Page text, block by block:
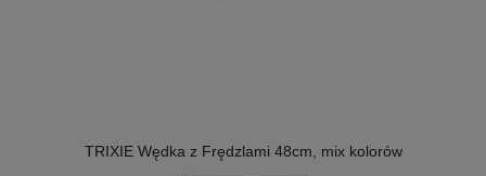
TRIXIE Wędka z Frędzlami 48cm, mix kolorów